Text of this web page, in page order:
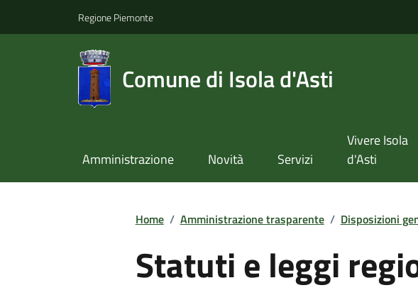
Regione Piemonte
Comune di Isola d'Asti
Amministrazione Novità Servizi
Vivere Isola
d'Asti
Home / Amministrazione trasparente / Disposizioni
Statuti e leggi